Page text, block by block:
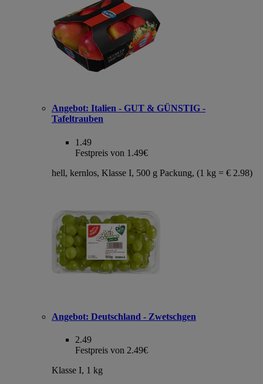
Angebot: Italien - GUT & GÜNSTIG -
Tafeltrauben
1.49
Festpreis von 1.49€
hell, kernlos, Klasse I, 500 g Packung, (1 kg = € 2.98)
Angebot: Deutschland - Zwetschgen
2.49
Festpreis von 2.49€
Klasse I, 1 kg